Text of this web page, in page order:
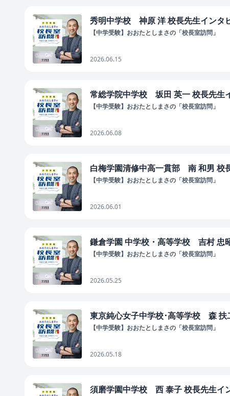
秀明中学校 神原 洋 校長先生インタ
【中学受験】おおたとしまさの「校長室訪問」
2026.06.15
常総学院中学校 坂田 英一 校長先生
【中学受験】おおたとしまさの「校長室訪問」
2026.06.08
白梅学園清修中高一貫部 南 和男 校
【中学受験】おおたとしまさの「校長室訪問」
2026.06.01
鎌倉学園 中学校・高等学校 吉村 忠
【中学受験】おおたとしまさの「校長室訪問」
2026.05.25
東京純心女子中学校･高等学校 森 扶
【中学受験】おおたとしまさの「校長室訪問」
2026.05.18
須磨学園中学校 西 泰子 校長先生イ